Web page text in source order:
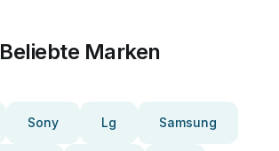
Beliebte Marken
Sony Lg Samsung